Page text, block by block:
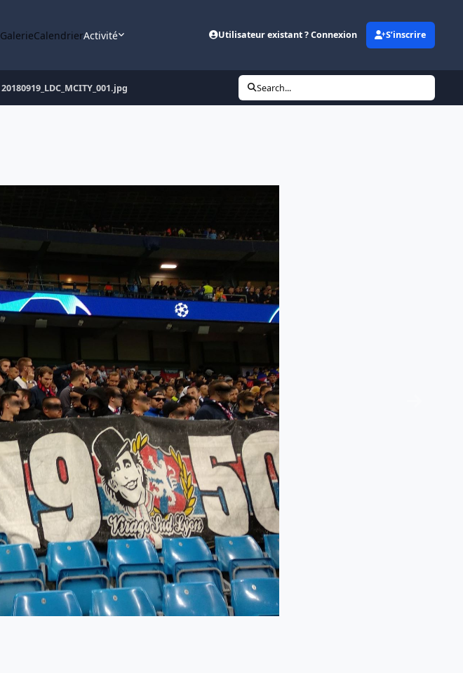
GalerieCalendrierActivité Utilisateur existant ? Connexion S’inscrire
20180919_LDC_MCITY_001.jpg Search...